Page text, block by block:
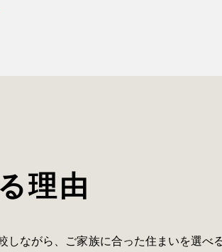
理由
しながら、ご家族に合った住まいを選べ